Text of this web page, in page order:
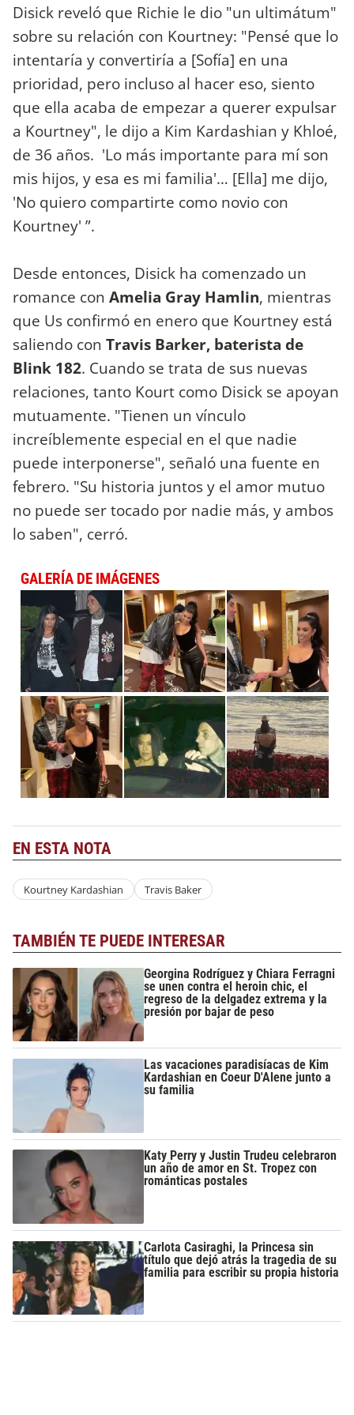
Disick reveló que Richie le dio "un ultimátum"
sobre su relación con Kourtney: "Pensé que lo
intentaría y convertiría a [Sofía] en una
prioridad, pero incluso al hacer eso, siento
que ella acaba de empezar a querer expulsar
a Kourtney", le dijo a Kim Kardashian y Khloé,
de 36 años. 'Lo más importante para mí son
mis hijos, y esa es mi familia'… [Ella] me dijo,
'No quiero compartirte como novio con
Kourtney' ”.
Desde entonces, Disick ha comenzado un
romance con Amelia Gray Hamlin, mientras
que Us confirmó en enero que Kourtney está
saliendo con Travis Barker, baterista de
Blink 182. Cuando se trata de sus nuevas
relaciones, tanto Kourt como Disick se apoyan
mutuamente. "Tienen un vínculo
increíblemente especial en el que nadie
puede interponerse", señaló una fuente en
febrero. "Su historia juntos y el amor mutuo
no puede ser tocado por nadie más, y ambos
lo saben", cerró.
GALERÍA DE IMÁGENES
EN ESTA NOTA
Kourtney Kardashian Travis Baker
TAMBIÉN TE PUEDE INTERESAR
Georgina Rodríguez y Chiara Ferragni
se unen contra el heroin chic, el
regreso de la delgadez extrema y la
presión por bajar de peso
Las vacaciones paradisíacas de Kim
Kardashian en Coeur D'Alene junto a
su familia
Katy Perry y Justin Trudeu celebraron
un año de amor en St. Tropez con
románticas postales
Carlota Casiraghi, la Princesa sin
título que dejó atrás la tragedia de su
familia para escribir su propia historia